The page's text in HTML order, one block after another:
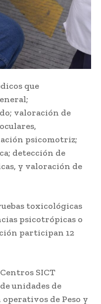
que
valoración de
psicomotriz;
detección de
y valoración de
toxicológicas
psicotrópicas o
participan 12
SICT
unidades de
de Peso y